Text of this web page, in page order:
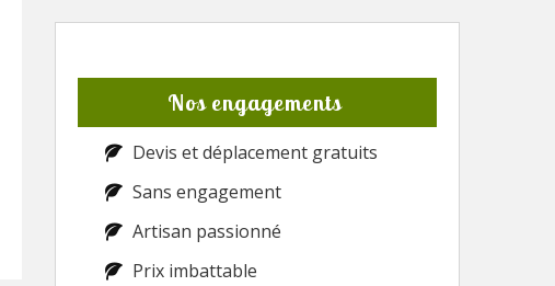
Nos engagements
Devis et déplacement gratuits
Sans engagement
Artisan passionné
Prix imbattable